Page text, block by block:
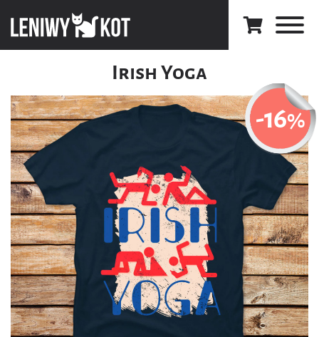
Irish Yoga
-16%